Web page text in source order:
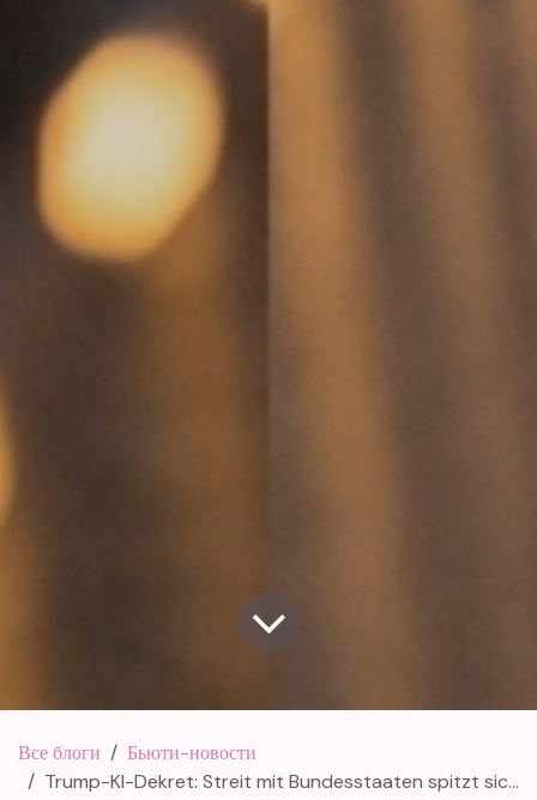
Все блоги
Бьюти-новости
Trump-KI-Dekret: Streit mit Bundesstaaten spitzt sich zu